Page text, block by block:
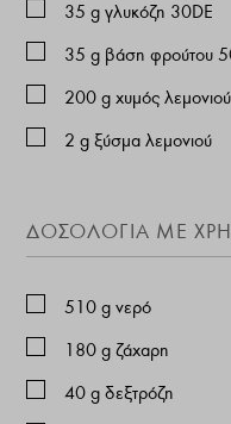
35 g γλυκόζη 30DE
35 g βάση φρούτου
200 g χυμός λεμονιού
2 g ξύσμα λεμονιού
ΔΟΣΟΛΟΓΙΑ ΜΕ
510 g νερό
180 g ζάχαρη
40 g δεξτρόζη